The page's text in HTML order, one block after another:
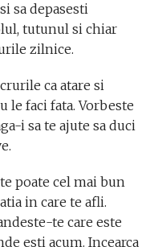
sa depasesti
tutunul si chiar
zilnice.
ca atare si
le faci fata. Vorbeste
i sa te ajute sa duci
poate cel mai bun
in care te afli.
te care este
esti acum. Incearca